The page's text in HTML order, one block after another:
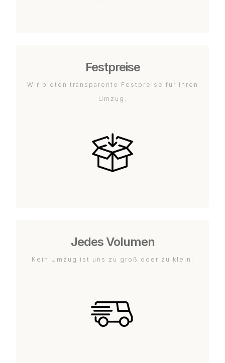
Festpreise
Wir bieten transparente Festpreise für Ihren
Umzug.
Jedes Volumen
Kein Umzug ist uns zu groß oder zu klein.